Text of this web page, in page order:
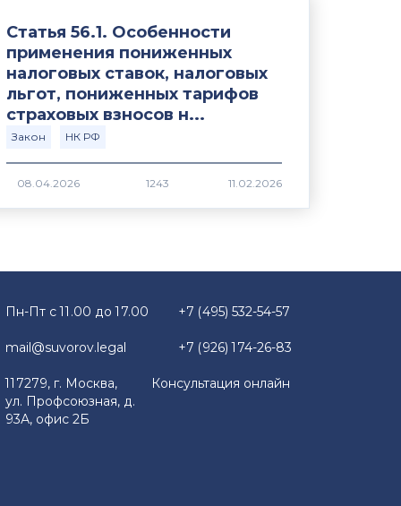
Статья 56.1. Особенности
применения пониженных
налоговых ставок, налоговых
льгот, пониженных тарифов
страховых взносов н...
Закон НК РФ
1243
Пн-Пт с 11.00 до 17.00
mail@suvorov.legal
117279, г. Москва,
ул. Профсоюзная, д.
93А, офис 2Б
+7 (495) 532-54-57
+7 (926) 174-26-83
Консультация онлайн